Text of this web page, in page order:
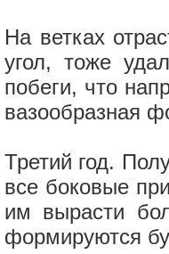
На ветках
угол, тоже
побеги, что
вазообразная
Третий год.
все боковые
им вырасти
формируются